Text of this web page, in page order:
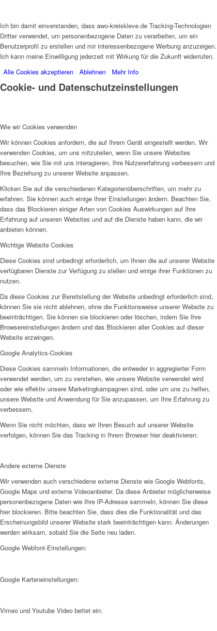
Ich bin damit einverstanden, dass awo-kreiskleve.de Tracking-Technologien
Dritter verwendet, um personenbezogene Daten zu verarbeiten, um ein
Benutzerprofil zu erstellen und mir interessenbezogene Werbung anzuzeigen.
Ich kann meine Einwilligung jederzeit mit Wirkung für die Zukunft widerrufen.
Alle Cookies akzeptieren
Ablehnen Mehr Info
Cookie- und Datenschutzeinstellungen
Wie wir Cookies verwenden
Wir können Cookies anfordern, die auf Ihrem Gerät eingestellt werden. Wir
verwenden Cookies, um uns mitzuteilen, wenn Sie unsere Websites
besuchen, wie Sie mit uns interagieren, Ihre Nutzererfahrung verbessern und
Ihre Beziehung zu unserer Website anpassen.
Klicken Sie auf die verschiedenen Kategorienüberschriften, um mehr zu
erfahren. Sie können auch einige Ihrer Einstellungen ändern. Beachten Sie,
dass das Blockieren einiger Arten von Cookies Auswirkungen auf Ihre
Erfahrung auf unseren Websites und auf die Dienste haben kann, die wir
anbieten können.
Wichtige Website Cookies
Diese Cookies sind unbedingt erforderlich, um Ihnen die auf unserer Website
verfügbaren Dienste zur Verfügung zu stellen und einige ihrer Funktionen zu
nutzen.
Da diese Cookies zur Bereitstellung der Website unbedingt erforderlich sind,
können Sie sie nicht ablehnen, ohne die Funktionsweise unserer Website zu
beeinträchtigen. Sie können sie blockieren oder löschen, indem Sie Ihre
Browsereinstellungen ändern und das Blockieren aller Cookies auf dieser
Website erzwingen.
Google Analytics-Cookies
Diese Cookies sammeln Informationen, die entweder in aggregierter Form
verwendet werden, um zu verstehen, wie unsere Website verwendet wird
oder wie effektiv unsere Marketingkampagnen sind, oder um uns zu helfen,
unsere Website und Anwendung für Sie anzupassen, um Ihre Erfahrung zu
verbessern.
Wenn Sie nicht möchten, dass wir Ihren Besuch auf unserer Website
verfolgen, können Sie das Tracking in Ihrem Browser hier deaktivieren:
Andere externe Dienste
Wir verwenden auch verschiedene externe Dienste wie Google Webfonts,
Google Maps und externe Videoanbieter. Da diese Anbieter möglicherweise
personenbezogene Daten wie Ihre IP-Adresse sammeln, können Sie diese
hier blockieren. Bitte beachten Sie, dass dies die Funktionalität und das
Erscheinungsbild unserer Website stark beeinträchtigen kann. Änderungen
werden wirksam, sobald Sie die Seite neu laden.
Google Webfont-Einstellungen:
Google Karteneinstellungen:
Vimeo und Youtube Video bettet ein: